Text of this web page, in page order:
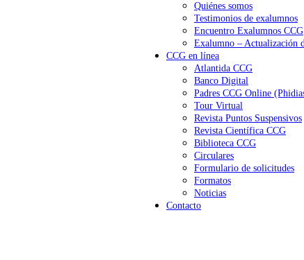
Quiénes somos
Testimonios de exalumnos
Encuentro Exalumnos CCG
Exalumno – Actualización
CCG en línea
Atlantida CCG
Banco Digital
Padres CCG Online
Tour Virtual
Revista Puntos Suspensivos
Revista Científica CCG
Biblioteca CCG
Circulares
Formulario de solicitudes
Formatos
Noticias
Contacto